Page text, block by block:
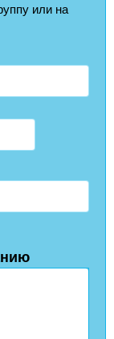
или на